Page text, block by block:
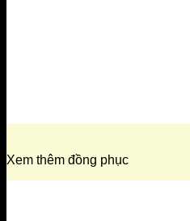
Xem thêm đồng phục